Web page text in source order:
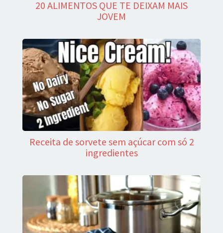
20 ALIMENTOS QUE TE DEIXAM MAIS
JOVEM
Receita de sorvete sem açúcar com só 2
ingredientes